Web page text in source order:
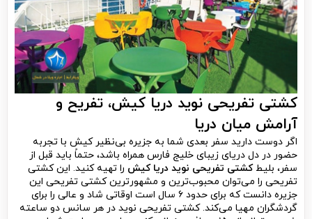
کشتی تفریحی نوید دریا کیش، تفریح و
آرامش میان دریا
اگر دوست دارید سفر بعدی شما به جزیره بی‌نظیر کیش با تجربه
حضور در دل دریای زیبای خلیج فارس همراه باشد، حتماً باید قبل از
سفر، بلیطکشتی تفریحی نوید دریا کیش را تهیه کنید. این کشتی
تفریحی را می‌توان محبوب‌ترین و مشهورترین کشتی تفریحی این
جزیره دانست که برای حدود ۶ سال است اوقاتی شاد و عالی را برای
گردشگران مهیا می‌کند. کشتی تفریحی نوید در هر سانس دو ساعته